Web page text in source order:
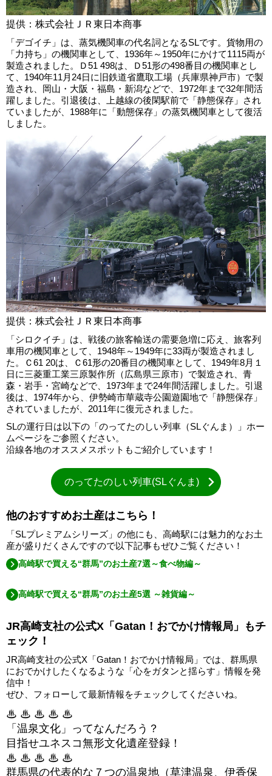
提供：株式会社ＪＲ東日本商事
「デゴイチ」は、蒸気機関車の代名詞となるSLです。貨物用の
「力持ち」の機関車として、1936年～1950年にかけて1115両が
製造されました。Ｄ51 498は、Ｄ51形の498番目の機関車とし
て、1940年11月24日に旧鉄道省鷹取工場（兵庫県神戸市）で製
造され、岡山・大阪・福島・新潟などで、1972年まで32年間活
躍しました。引退後は、上越線の後閑駅前で「静態保存」され
ていましたが、1988年に「動態保存」の蒸気機関車として復活
しました。
提供：株式会社ＪＲ東日本商事
「シロクイチ」は、戦後の旅客輸送の需要急増に応え、旅客列
車用の機関車として、1948年～1949年に33両が製造されまし
た。Ｃ61 20は、Ｃ61形の20番目の機関車として、1949年8月１
日に三菱重工業三原製作所（広島県三原市）で製造され、青
森・岩手・宮崎などで、1973年まで24年間活躍しました。引退
後は、1974年から、伊勢崎市華蔵寺公園遊園地で「静態保存」
されていましたが、2011年に復元されました。
SLの運行日は以下の「のってたのしい列車（SLぐんま）」ホー
ムページをご参照ください。
沿線各地のオススメスポットもご紹介しています！
のってたのしい列車(SLぐんま)
他のおすすめお土産はこちら！
「SLプレミアムシリーズ」の他にも、高崎駅には魅力的なお土
産が盛りだくさんですので以下記事もぜひご覧ください！
高崎駅で買える“群馬”のお土産7選～食べ物編～
高崎駅で買える“群馬”のお土産5選 ～雑貨編～
JR高崎支社の公式X「Gatan！おでかけ情報局」もチ
ェック！
JR高崎支社の公式X「Gatan！おでかけ情報局」では、群馬県
におでかけしたくなるような「心をガタンと揺らす」情報を発
信中！
ぜひ、フォローして最新情報をチェックしてくださいね。
♨ ♨ ♨ ♨ ♨
「温泉文化」ってなんだろう？
目指せユネスコ無形文化遺産登録！
♨ ♨ ♨ ♨ ♨
群馬県の代表的な７つの温泉地（草津温泉、伊香保